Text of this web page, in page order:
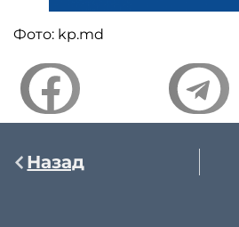
Фото: kp.md
Назад